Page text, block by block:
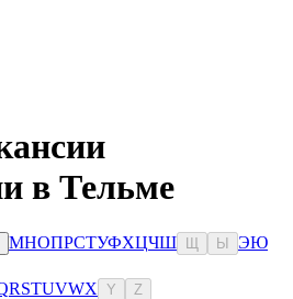
в Тельме
МНОПРСТУФХЦЧШ Ы ЭЮ
RSTUVWX Y Z